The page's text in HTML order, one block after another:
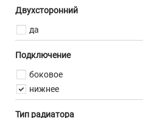
Двухсторонний
да
Подключение
боковое
нижнее
Тип радиатора